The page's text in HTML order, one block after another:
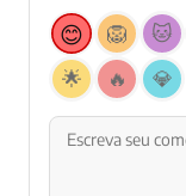
😊 🦁 🐱
🌟
🔥 💎